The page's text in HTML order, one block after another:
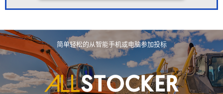
简单轻松的从智能手机或电脑参加投标